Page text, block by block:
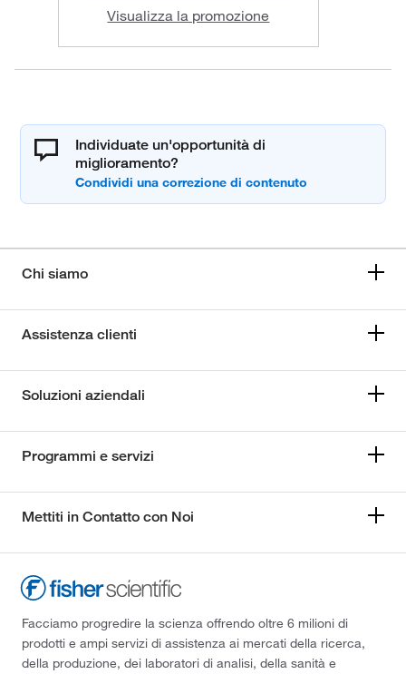
Visualizza la promozione
Individuate un'opportunità di
miglioramento?
Chi siamo
Assistenza clienti
Soluzioni aziendali
Programmi e servizi
Mettiti in Contatto con Noi
Facciamo progredire la scienza offrendo oltre 6 milioni di
prodotti e ampi servizi di assistenza ai mercati della ricerca,
della produzione, dei laboratori di analisi, della sanità e